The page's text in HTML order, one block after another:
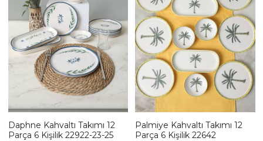
Daphne Kahvaltı Takımı 12
Parça 6 Kişilik 22922-23-25
Palmiye Kahvaltı Takımı 12
Parça 6 Kişilik 22642